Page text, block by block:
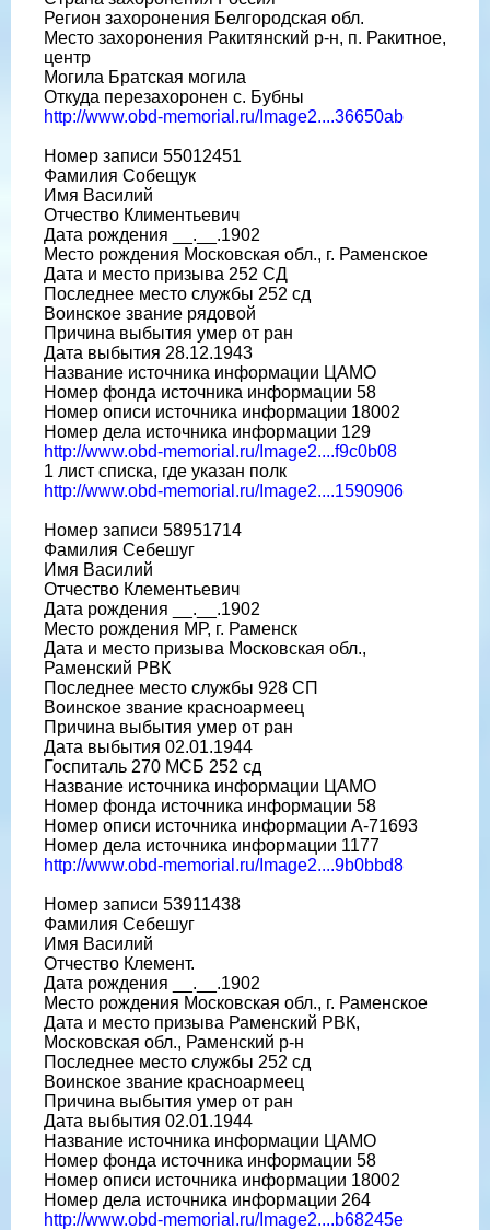
Регион захоронения Белгородская обл.
Место захоронения Ракитянский р-н, п. Ракитное,
центр
Могила Братская могила
Откуда перезахоронен с. Бубны
http://www.obd-memorial.ru/Image2....36650ab
Номер записи 55012451
Фамилия Собещук
Имя Василий
Отчество Климентьевич
Дата рождения __.__.1902
Место рождения Московская обл., г. Раменское
Дата и место призыва 252 СД
Последнее место службы 252 сд
Воинское звание рядовой
Причина выбытия умер от ран
Дата выбытия 28.12.1943
Название источника информации ЦАМО
Номер фонда источника информации 58
Номер описи источника информации 18002
Номер дела источника информации 129
http://www.obd-memorial.ru/Image2....f9c0b08
1 лист списка, где указан полк
http://www.obd-memorial.ru/Image2....1590906
Номер записи 58951714
Фамилия Себешуг
Имя Василий
Отчество Клементьевич
Дата рождения __.__.1902
Место рождения МР, г. Раменск
Дата и место призыва Московская обл.,
Раменский РВК
Последнее место службы 928 СП
Воинское звание красноармеец
Причина выбытия умер от ран
Дата выбытия 02.01.1944
Госпиталь 270 МСБ 252 сд
Название источника информации ЦАМО
Номер фонда источника информации 58
Номер описи источника информации А-71693
Номер дела источника информации 1177
http://www.obd-memorial.ru/Image2....9b0bbd8
Номер записи 53911438
Фамилия Себешуг
Имя Василий
Отчество Клемент.
Дата рождения __.__.1902
Место рождения Московская обл., г. Раменское
Дата и место призыва Раменский РВК,
Московская обл., Раменский р-н
Последнее место службы 252 сд
Воинское звание красноармеец
Причина выбытия умер от ран
Дата выбытия 02.01.1944
Название источника информации ЦАМО
Номер фонда источника информации 58
Номер описи источника информации 18002
Номер дела источника информации 264
http://www.obd-memorial.ru/Image2....b68245e